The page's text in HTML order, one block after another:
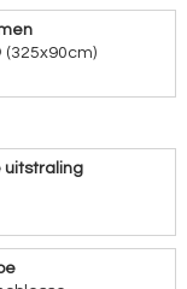
(325x90cm)
uitstraling